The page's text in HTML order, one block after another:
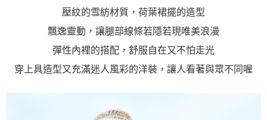
壓紋的雪紡材質，荷葉裙擺的造型
飄逸靈動，讓腿部線條若隱若現唯美浪漫
彈性內裡的搭配，舒服自在又不怕走光
穿上具造型又充滿迷人風彩的洋裝，讓人看著與眾不同喔